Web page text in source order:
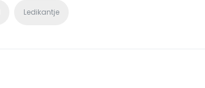
Ledikantje